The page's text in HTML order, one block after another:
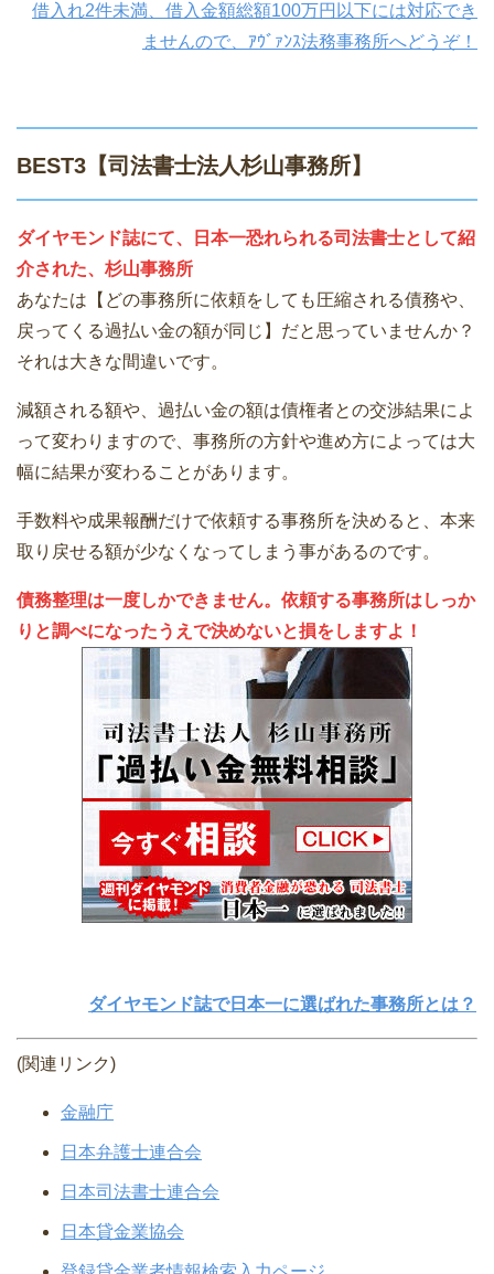
借入れ2件未満、借入金額総額100万円以下には対応でき
ませんので、ｱｳﾞｧﾝｽ法務事務所へどうぞ！
BEST3【司法書士法人杉山事務所】
ダイヤモンド誌にて、日本一恐れられる司法書士として紹
介された、杉山事務所
あなたは【どの事務所に依頼をしても圧縮される債務や、
戻ってくる過払い金の額が同じ】だと思っていませんか？
それは大きな間違いです。
減額される額や、過払い金の額は債権者との交渉結果によ
って変わりますので、事務所の方針や進め方によっては大
幅に結果が変わることがあります。
手数料や成果報酬だけで依頼する事務所を決めると、本来
取り戻せる額が少なくなってしまう事があるのです。
債務整理は一度しかできません。依頼する事務所はしっか
りと調べになったうえで決めないと損をしますよ！
ダイヤモンド誌で日本一に選ばれた事務所とは？
(関連リンク)
金融庁
日本弁護士連合会
日本司法書士連合会
日本貸金業協会